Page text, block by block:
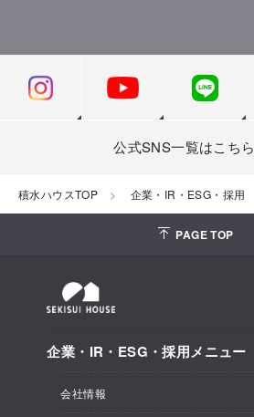
公式SNS一覧はこちら
積水ハウスTOP 企業・IR・ESG・採用
PAGE TOP
企業・IR・ESG・採用メニュー
会社情報